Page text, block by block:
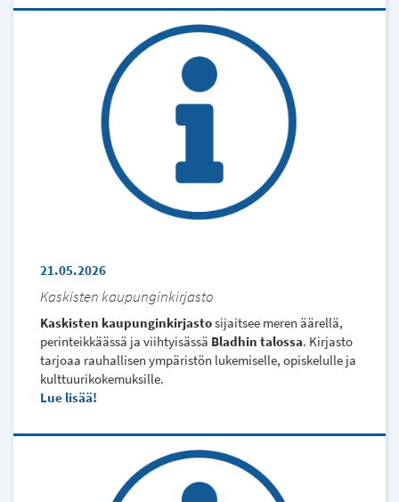
21.05.2026
Kaskisten kaupunginkirjasto
Kaskisten kaupunginkirjastosijaitsee meren äärellä,
perinteikkäässä ja viihtyisässä Bladhin talossa. Kirjasto
tarjoaa rauhallisen ympäristön lukemiselle, opiskelulle ja
kulttuurikokemuksille.
Lue lisää